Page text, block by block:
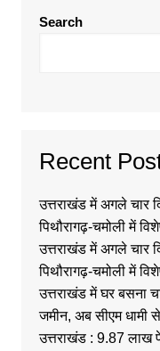
Search
Recent
उत्तराखंड में अगले चार
पिथौरागढ़-चमोली में
उत्तराखंड में अगले चार
पिथौरागढ़-चमोली में
उत्तराखंड में घर बसना
जमीन, अब सीएम धामी
उत्तराखंड : 9.87 लाख